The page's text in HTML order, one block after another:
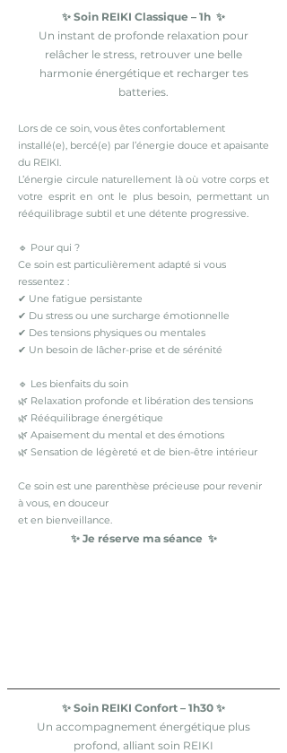
✨ Soin REIKI Classique – 1h ✨
Un instant de profonde relaxation pour
relâcher le stress, retrouver une belle
harmonie énergétique et recharger tes
batteries.
Lors de ce soin, vous êtes confortablement
installé(e), bercé(e) par l’énergie douce et apaisante
du REIKI.
L’énergie circule naturellement là où votre corps et
votre esprit en ont le plus besoin, permettant un
rééquilibrage subtil et une détente progressive.
🔹 Pour qui ?
Ce soin est particulièrement adapté si vous
ressentez :
✔ Une fatigue persistante
✔ Du stress ou une surcharge émotionnelle
✔ Des tensions physiques ou mentales
✔ Un besoin de lâcher-prise et de sérénité
🔹 Les bienfaits du soin
🌿 Relaxation profonde et libération des tensions
🌿 Rééquilibrage énergétique
🌿 Apaisement du mental et des émotions
🌿 Sensation de légèreté et de bien-être intérieur
Ce soin est une parenthèse précieuse pour revenir
à vous, en douceur
et en bienveillance.
✨ Je réserve ma séance ✨
✨ Soin REIKI Confort – 1h30 ✨
Un accompagnement énergétique plus
profond, alliant soin REIKI